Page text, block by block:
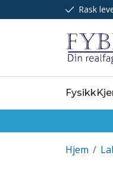
Rask
Fysikk
/
Hjem